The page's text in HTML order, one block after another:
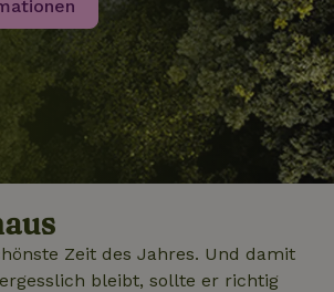
Zeit des Jahres. Und damit
bleibt, sollte er richtig
den
vor dem
Besuch dieser
Website
gesehen hat.
Google LLC
14 Minuten
59
Sekunden
Dieses Cookie
wird von
DoubleClick (im
Besitz von
Google)
gesetzt, um
festzustellen,
unterstützt.
www.naturhaeuschen.de